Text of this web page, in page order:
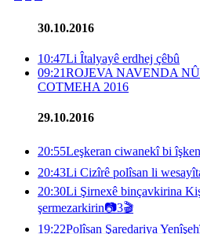
30.10.2016
10:47Li Îtalyayê erdhej çêbû
09:21ROJEVA NAVENDA
COTMEHA 2016
29.10.2016
20:55Leşkeran ciwanekî bi
20:43Li Cizîrê polîsan li
20:30Li Şirnexê binçavkirina
şermezarkirin📷3🎬
19:22Polîsan Şaredariya